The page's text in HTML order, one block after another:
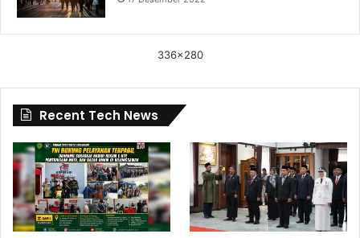
336x280
Recent Tech News